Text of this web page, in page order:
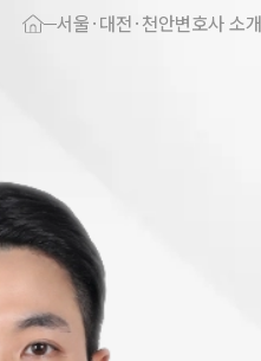
변호사
례
수
서울·대전·천안변호사 소개